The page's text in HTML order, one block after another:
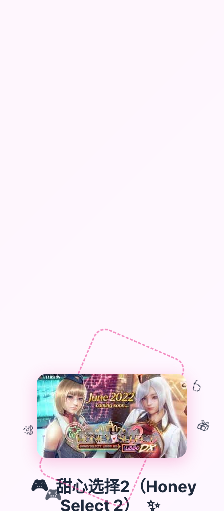
🎮
🎮 甜心选择2（Honey
Select 2）
✨
🎈
🎊 🎁